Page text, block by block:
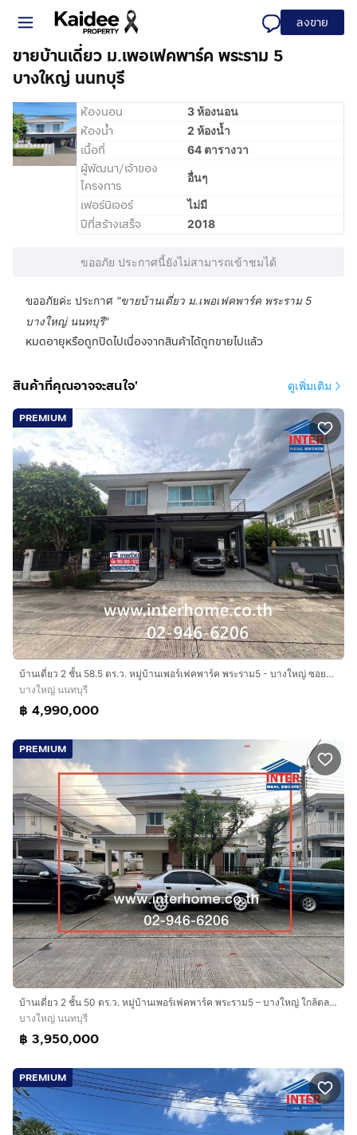
ลงขาย
ขายบ้านเดี่ยว ม.เพอเฟคพาร์ค พระราม 5
บางใหญ่ นนทบุรี
ห้องนอน 3 ห้องนอน
ห้องน้ำ 2 ห้องน้ำ
เนื้อที่ 64 ตารางวา
ผู้พัฒนา/เจ้าของ
โครงการ
อื่นๆ
เฟอร์นิเจอร์ ไม่มี
ปีที่สร้างเสร็จ 2018
ขออภัย ประกาศนี้ยังไม่สามารถเข้าชมได้
ขออภัยค่ะ ประกาศ "ขายบ้านเดี่ยว ม.เพอเฟคพาร์ค พระราม 5
บางใหญ่ นนทบุรี"
หมดอายุหรือถูกปิดไปเนื่องจากสินค้าได้ถูกขายไปแล้ว
สินค้าที่คุณอาจจะสนใจ' ดูเพิ่มเติม
PREMIUM
บ้านเดี่ยว 2 ชั้น 58.5 ตร.ว. หมู่บ้านเพอร์เฟคพาร์ค พระราม5 - บางใหญ่ ซอยวัดพระนอน ถนนกาญจนาภิเษก ถนนนครอินทร์-พระราม5 บางใหญ่ นนทบุรี
บางใหญ่ นนทบุรี
฿ 4,990,000
PREMIUM
บ้านเดี่ยว 2 ชั้น 50 ตร.ว. หมู่บ้านเพอร์เฟคพาร์ค พระราม5 – บางใหญ่ ใกล้ตลาดพระปิ่น3 ซอยวัดส้มเกลี้ยง ถนนกาญจนาภิเษก ถนนรัตนาธิเบศร์ บางใหญ่
บางใหญ่ นนทบุรี
฿ 3,950,000
PREMIUM